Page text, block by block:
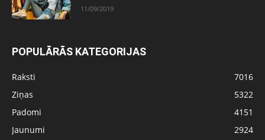
11/09/2019
POPULĀRĀS KATEGORIJAS
Raksti
7016
Ziņas
5322
Padomi
4151
Jaunumi
2924